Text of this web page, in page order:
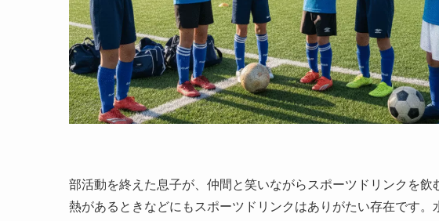
部活動を終えた息子が、仲間と笑いながらスポーツドリンクを
熱があるときなどにもスポーツドリンクはありがたい存在です。